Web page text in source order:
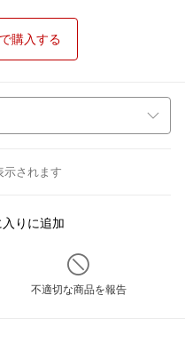
購入する
示されます
りに追加
不適切な商品を報告